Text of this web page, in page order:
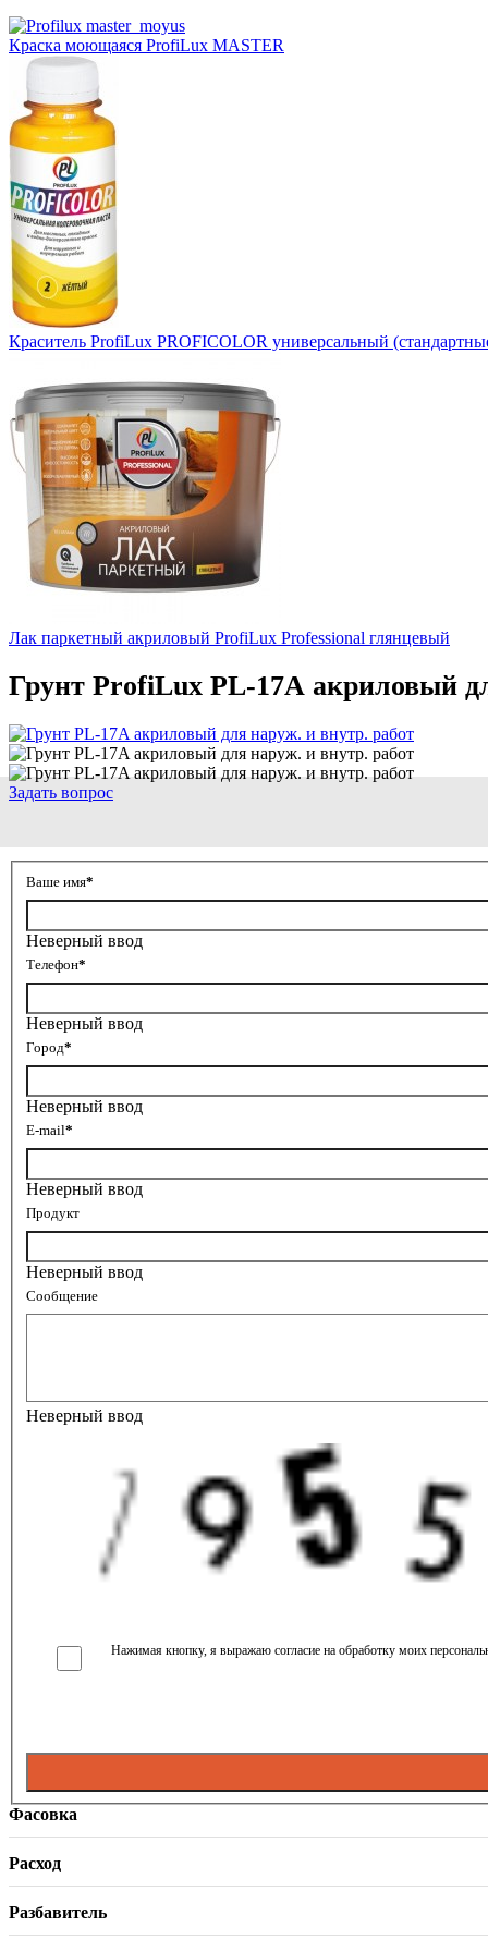
Краска моющаяся ProfiLux MASTER
Краситель ProfiLux PROFICOLOR универсальный
Лак паркетный акриловый ProfiLux Professional глянцевый
Грунт ProfiLux PL-17А акриловый
Задать вопрос
Ваше имя*
Неверный ввод
Телефон*
Неверный ввод
Город*
Неверный ввод
E-mail*
Неверный ввод
Продукт
Неверный ввод
Сообщение
Неверный ввод
Нажимая кнопку, я выражаю согласие на обработку моих
Фасовка
Расход
Разбавитель